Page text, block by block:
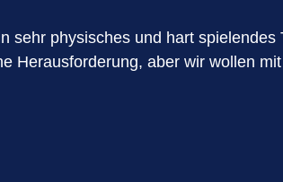
physisches und hart
Herausforderung, aber wir wollen